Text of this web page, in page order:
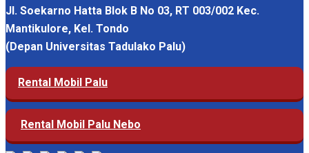
Jl. Soekarno Hatta Blok B No 03, RT 003/002 Kec.
Mantikulore, Kel. Tondo
(Depan Universitas Tadulako Palu)
Rental Mobil Palu
Rental Mobil Palu Nebo